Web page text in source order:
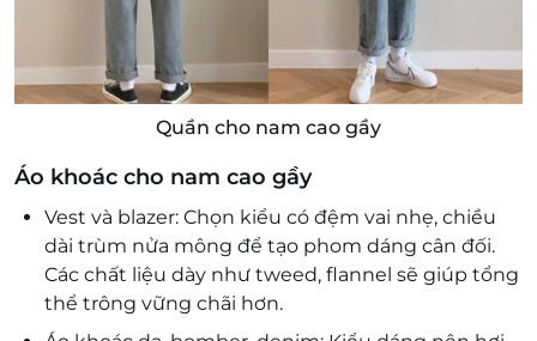
Quần cho nam cao gầy
Áo khoác cho nam cao gầy
Vest và blazer: Chọn kiểu có đệm vai nhẹ, chiều
dài trùm nửa mông để tạo phom dáng cân đối.
Các chất liệu dày như tweed, flannel sẽ giúp tổng
thể trông vững chãi hơn.